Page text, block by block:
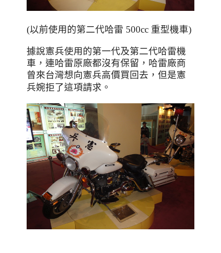
(以前使用的第二代哈雷 500cc 重型機車)
據說憲兵使用的第一代及第二代哈雷機
車 ，連哈雷原廠都沒有保留 ，哈雷廠商
曾來台灣想向憲兵高價買回去 ， 但是憲
兵婉拒了這項請求 。